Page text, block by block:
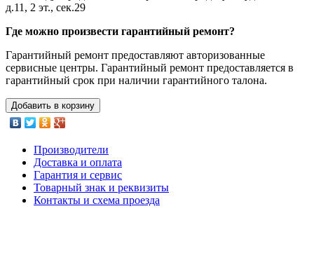
д.11, 2 эт., сек.29
Где можно произвести гарантийный ремонт?
Гарантийный ремонт предоставляют авторизованные
сервисные центры. Гарантийный ремонт предоставляется в
гарантийный срок при наличии гарантийного талона.
Добавить в корзину
Производители
Доставка и оплата
Гарантия и сервис
Товарный знак и реквизиты
Контакты и схема проезда